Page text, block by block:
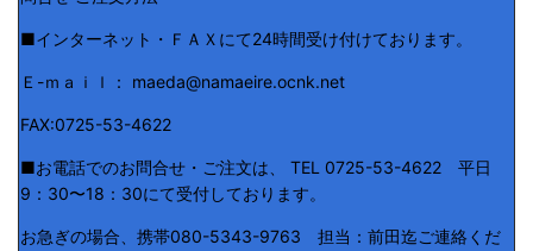
■インターネット・ＦＡＸにて24時間受け付けております。
Ｅ-ｍａｉｌ： maeda@namaeire.ocnk.net
FAX:0725-53-4622
■お電話でのお問合せ・ご注文は、 TEL 0725-53-4622 平日
9：30〜18：30にて受付しております。
お急ぎの場合、携帯080-5343-9763 担当：前田迄ご連絡くだ